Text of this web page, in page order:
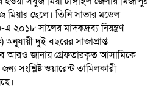
ছেলে। তিনি সাভার মডেল
২০১৮ সালের মাদকদ্রব্য নিয়ন্ত্রণ
দুই বছরের সাজাপ্রাপ্ত
আরও জানায় গ্রেফতারকৃত আসামিকে
সংশ্লিষ্ট ওয়ারেন্ট তামিলকারী